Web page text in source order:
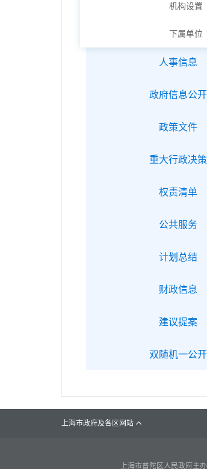
机构设置
下属单位
人事信息
政府信息公开
政策文件
重大行政决策
权责清单
公共服务
计划总结
财政信息
建议提案
双随机一公开
上海市政府及各区网站 
上海市普陀区人民政府主办